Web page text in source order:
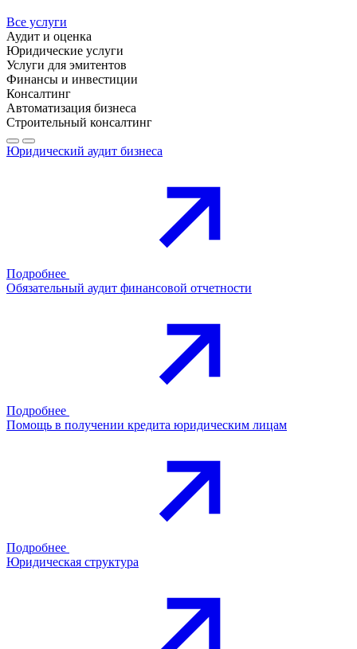
Все услуги
Аудит и оценка
Юридические услуги
Услуги для эмитентов
Финансы и инвестиции
Консалтинг
Автоматизация бизнеса
Строительный консалтинг
Юридический аудит бизнеса
Подробнее
Обязательный аудит финансовой отчетности
Подробнее
Помощь в получении кредита юридическим лицам
Подробнее
Юридическая структура